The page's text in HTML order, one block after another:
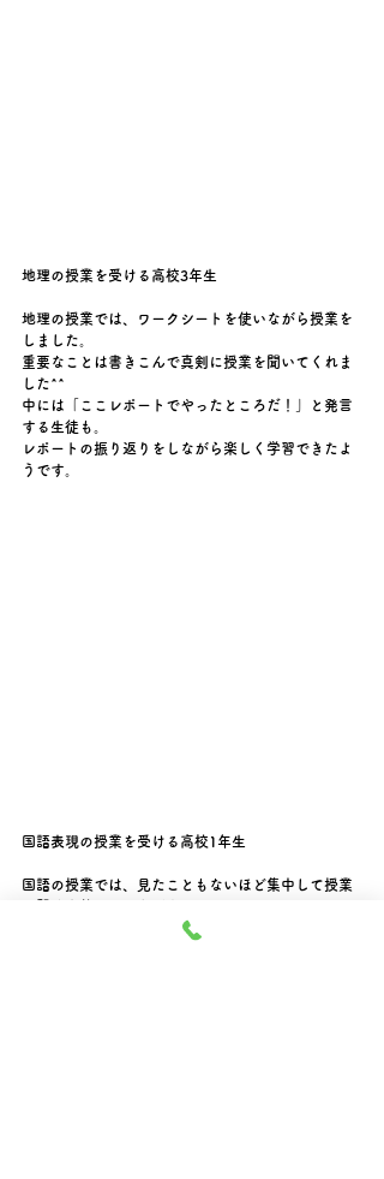
地理の授業を受ける高校3年生
地理の授業では、ワークシートを使いながら授業を
しました。
重要なことは書きこんで真剣に授業を聞いてくれま
した^^
中には「ここレポートでやったところだ！」と発言
する生徒も。
レポートの振り返りをしながら楽しく学習できたよ
うです。
国語表現の授業を受ける高校1年生
国語の授業では、見たこともないほど集中して授業
年に１度しかないスクーリングのため緊張もあった